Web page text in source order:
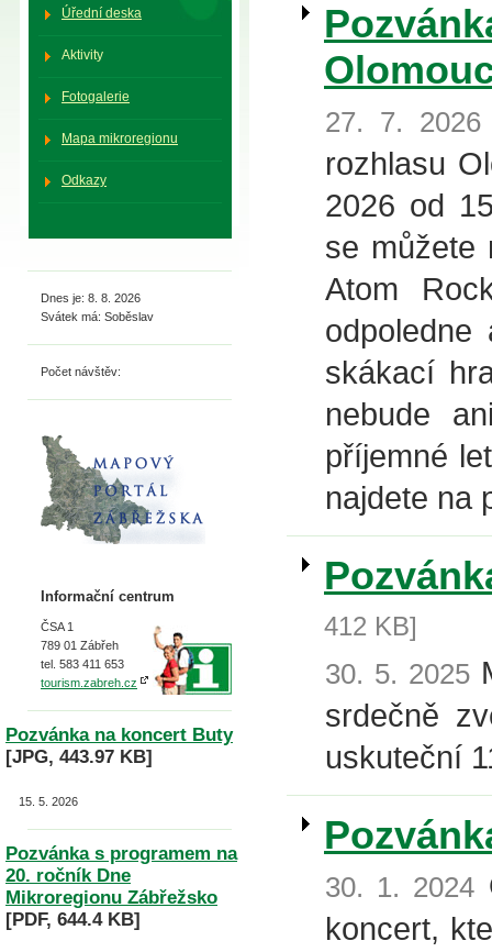
Úřední deska
Aktivity
Fotogalerie
Mapa mikroregionu
Odkazy
Dnes je: 8. 8. 2026
Svátek má: Soběslav
Počet návštěv:
Informační centrum
ČSA 1
789 01 Zábřeh
tel. 583 411 653
tourism.zabreh.cz
Pozvánka na koncert Buty
[JPG, 443.97 KB]
15. 5. 2026
Pozvánka s programem na
20. ročník Dne
Mikroregionu Zábřežsko
[PDF, 644.4 KB]
27. 7. 2026
rozhlasu
2026 od
se můžete
Atom
skákací
nebude
příjemné
najdete na
412 KB]
30. 5. 2025
srdečně
uskuteční
30. 1. 2024
koncert,